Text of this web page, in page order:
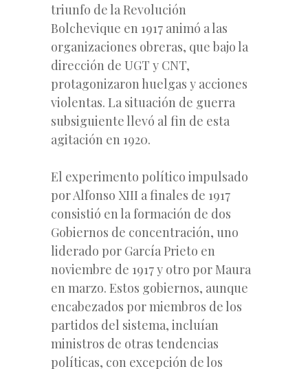
triunfo de la Revolución
Bolchevique en 1917 animó a las
organizaciones obreras, que bajo la
dirección de UGT y CNT,
protagonizaron huelgas y acciones
violentas. La situación de guerra
subsiguiente llevó al fin de esta
agitación en 1920.
El experimento político impulsado
por Alfonso XIII a finales de 1917
consistió en la formación de dos
Gobiernos de concentración, uno
liderado por García Prieto en
noviembre de 1917 y otro por Maura
en marzo. Estos gobiernos, aunque
encabezados por miembros de los
partidos del sistema, incluían
ministros de otras tendencias
políticas, con excepción de los